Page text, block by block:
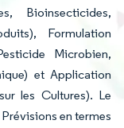
Bioinsecticides,
Formulation
Microbien,
et Application
les Cultures). Le
en termes